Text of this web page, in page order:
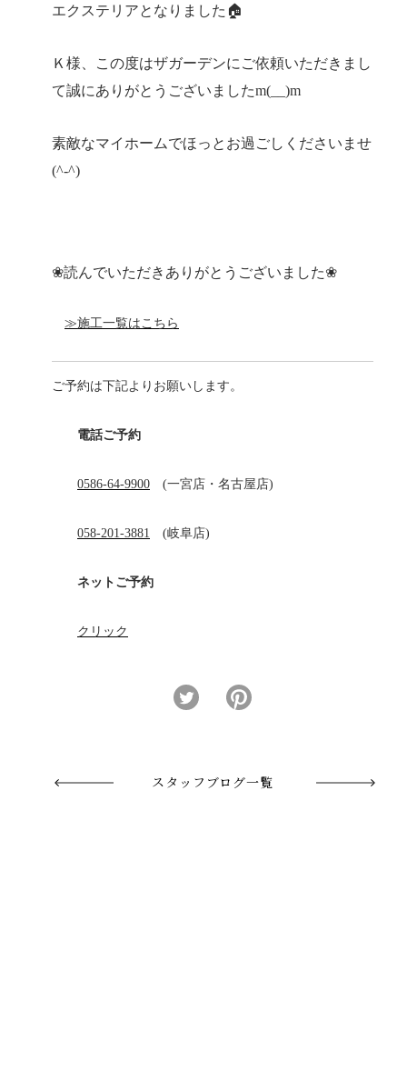
エクステリアとなりました🏠
Ｋ様、この度はザガーデンにご依頼いただきまし
て誠にありがとうございましたm(__)m
素敵なマイホームでほっとお過ごしくださいませ
(^-^)
❀読んでいただきありがとうございました❀
≫施工一覧はこちら
ご予約は下記よりお願いします。
電話ご予約
0586-64-9900 (一宮店・名古屋店)
058-201-3881 (岐阜店)
ネットご予約
クリック
スタッフブログ一覧